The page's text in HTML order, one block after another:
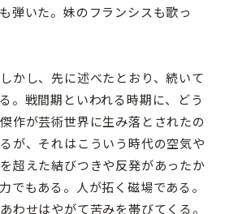
弾いた。妹のフランシスも歌っ
かし、先に述べたとおり、続いて
。戦間期といわれる時期に、どう
作が芸術世界に生み落とされたの
が、それはこういう時代の空気や
超えた結びつきや反発があったか
でもある。人が拓く磁場である。
わせはやがて苦みを帯びてくる。